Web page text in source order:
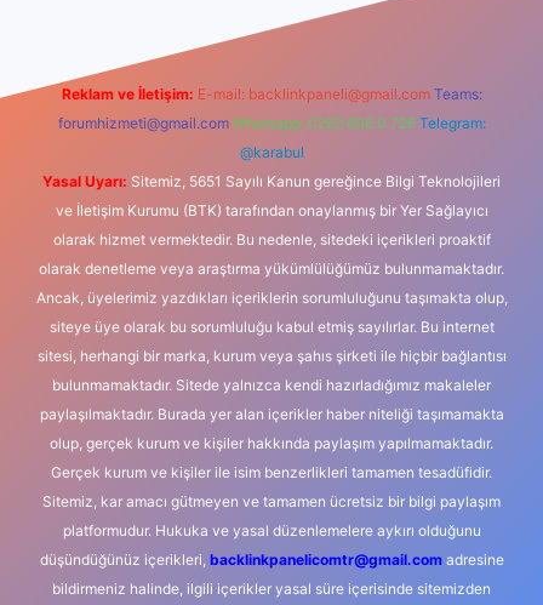
Reklam ve İletişim: E-mail: backlinkpaneli@gmail.com Teams:
forumhizmeti@gmail.com Whatsapp: 0262 606 0 726 Telegram:
@karabul
Yasal Uyarı: Sitemiz, 5651 Sayılı Kanun gereğince Bilgi Teknolojileri
ve İletişim Kurumu (BTK) tarafından onaylanmış bir Yer Sağlayıcı
olarak hizmet vermektedir. Bu nedenle, sitedeki içerikleri proaktif
olarak denetleme veya araştırma yükümlülüğümüz bulunmamaktadır.
Ancak, üyelerimiz yazdıkları içeriklerin sorumluluğunu taşımakta olup,
siteye üye olarak bu sorumluluğu kabul etmiş sayılırlar. Bu internet
sitesi, herhangi bir marka, kurum veya şahıs şirketi ile hiçbir bağlantısı
bulunmamaktadır. Sitede yalnızca kendi hazırladığımız makaleler
paylaşılmaktadır. Burada yer alan içerikler haber niteliği taşımamakta
olup, gerçek kurum ve kişiler hakkında paylaşım yapılmamaktadır.
Gerçek kurum ve kişiler ile isim benzerlikleri tamamen tesadüfidir.
Sitemiz, kar amacı gütmeyen ve tamamen ücretsiz bir bilgi paylaşım
platformudur. Hukuka ve yasal düzenlemelere aykırı olduğunu
düşündüğünüz içerikleri, backlinkpanelicomtr@gmail.comadresine
bildirmeniz halinde, ilgili içerikler yasal süre içerisinde sitemizden